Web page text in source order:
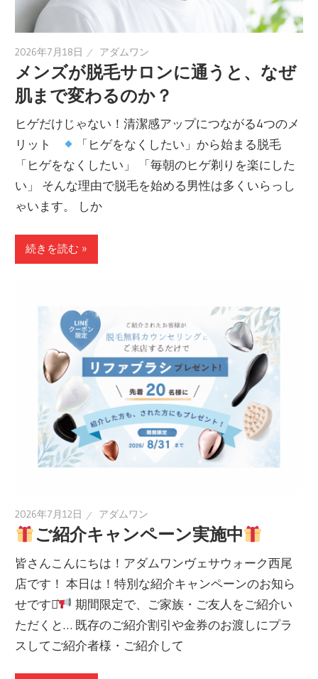
2026年7月18日 アダムワン
メンズが脱毛サロンに通うと、なぜ
肌まで変わるのか？
ヒゲだけじゃない！清潔感アップにつながる4つのメ
リット
「ヒゲをなくしたい」から始まる脱毛
「ヒゲをなくしたい」 「毎朝のヒゲ剃りを楽にした
い」 そんな理由で脱毛を始める男性は多くいらっし
ゃいます。 しか
続きを読む »
2026年7月12日 アダムワン
ご紹介キャンペーン実施中
皆さんこんにちは！アダムワンヴェサウォーク西尾
店です！ 本日は！特別な紹介キャンペーンのお知ら
せです⋆͛
期間限定で、ご家族・ご友人をご紹介い
ただくと… 既存のご紹介割引や金券のお渡しにプラ
スしてご紹介者様・ご紹介して